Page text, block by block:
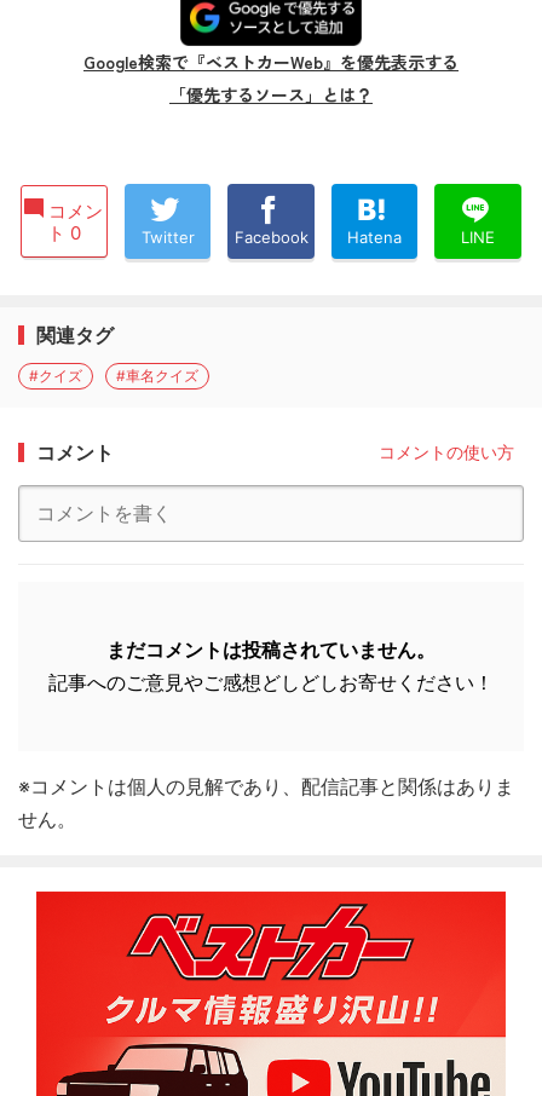
Google検索で『ベストカーWeb』を優先表示する
「優先するソース」とは？
コメン
ト 0
Twitter Facebook Hatena LINE
関連タグ
#クイズ #車名クイズ
コメント コメントの使い方
まだコメントは投稿されていません。
記事へのご意見やご感想どしどしお寄せください！
※コメントは個人の見解であり、配信記事と関係はありま
せん。